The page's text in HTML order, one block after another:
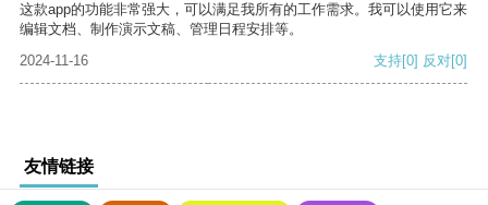
这款app的功能非常强大，可以满足我所有的工作需求。我可以使用它来
编辑文档、制作演示文稿、管理日程安排等。
2024-11-16
支持[0] 反对[0]
友情链接